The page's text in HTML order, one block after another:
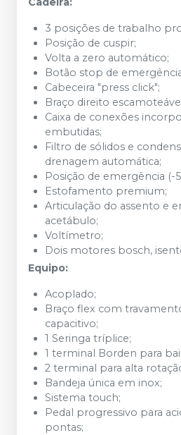
3 posições de trabalho
Posição de cuspir;
Volta a zero automático;
Botão stop de
Cabeceira "press click";
Braço direito
Caixa de conexões
embutidas;
Filtro de sólidos e
drenagem automática;
Posição de emergência (-
Estofamento premium;
Articulação do assento e
acetábulo;
Voltímetro;
Dois motores bosch,
Equipo:
Acoplado;
Braço flex com
capacitivo;
1 Seringa tríplice;
1 terminal Borden para
2 terminal para alta
Bandeja única em inox;
Sistema touch;
Pedal progressivo para
pontas;